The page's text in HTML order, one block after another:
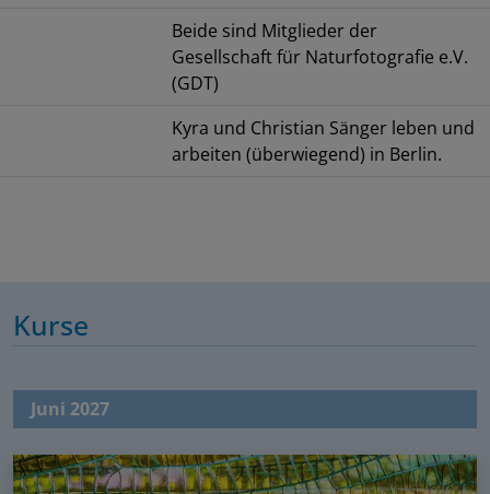
Beide sind Mitglieder der
Gesellschaft für Naturfotografie e.V.
(GDT)
Kyra und Christian Sänger leben und
arbeiten (überwiegend) in Berlin.
Kurse
Juni 2027